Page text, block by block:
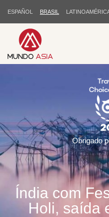
ESPAÑOL BRASIL
Índia com
Holi, saída
Obrigado